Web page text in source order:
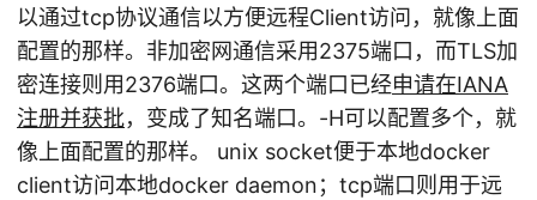
以通过tcp协议通信以方便远程Client访问，就像上面
配置的那样。非加密网通信采用2375端口，而TLS加
密连接则用2376端口。这两个端口已经申请在IANA
注册并获批，变成了知名端口。-H可以配置多个，就
像上面配置的那样。 unix socket便于本地docker
client访问本地docker daemon；tcp端口则用于远